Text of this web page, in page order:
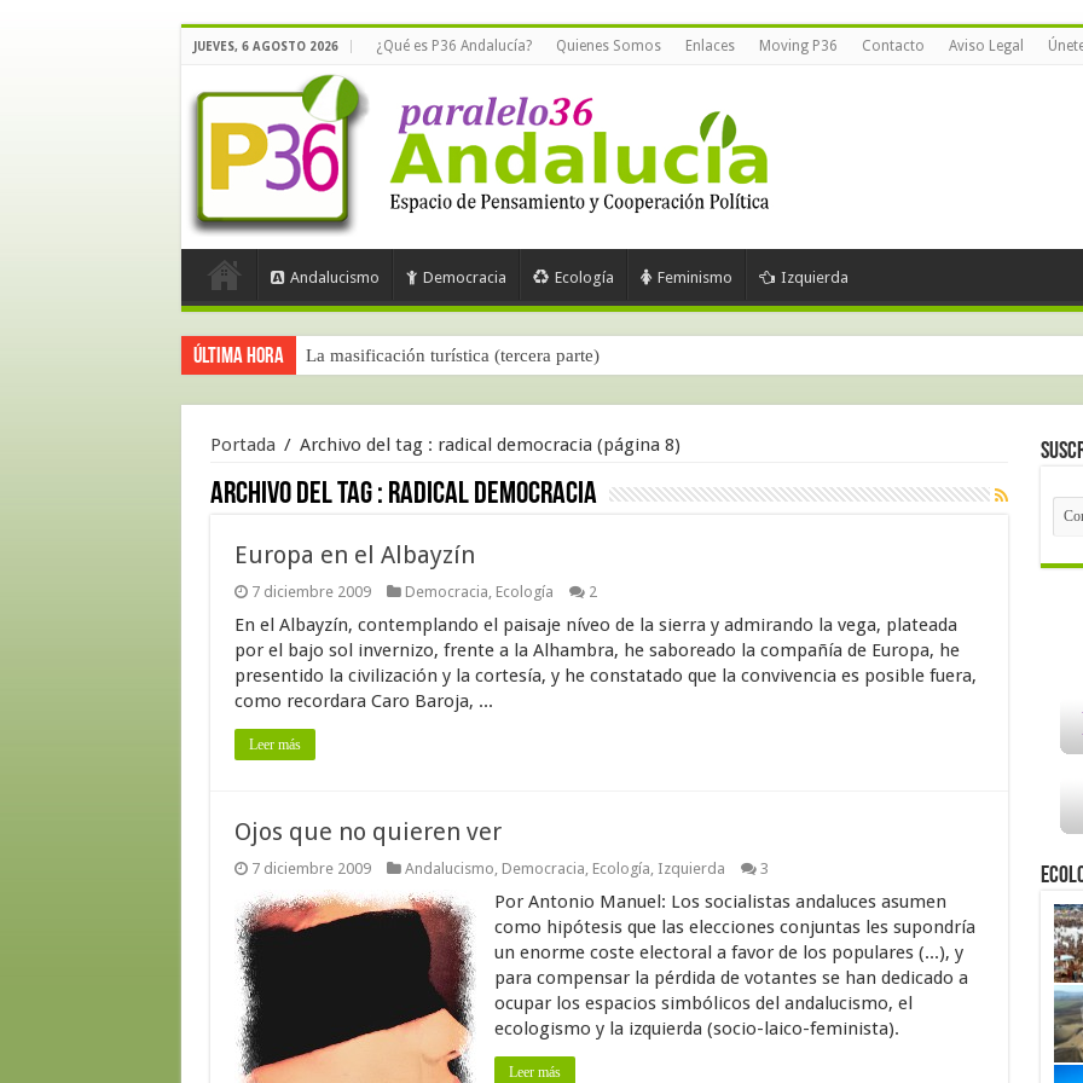
JUEVES, 6 AGOSTO 2026 ¿Qué es P36 Andalucía? Quienes Somos Enlaces Moving P36 Contacto Aviso Legal
Andalucismo Democracia Ecología Feminismo Izquierda
Última hora La masificación turística (tercera parte)
Portada / Archivo del tag : radical democracia (página 8)
Archivo del tag : radical democracia
Europa en el Albayzín
7 diciembre 2009 Democracia, Ecología 2
En el Albayzín, contemplando el paisaje níveo de la sierra y admirando la vega, plateada
por el bajo sol invernizo, frente a la Alhambra, he saboreado la compañía de Europa, he
presentido la civilización y la cortesía, y he constatado que la convivencia es posible fuera,
como recordara Caro Baroja, ...
Leer más
Ojos que no quieren ver
7 diciembre 2009 Andalucismo, Democracia, Ecología, Izquierda 3
Por Antonio Manuel: Los socialistas andaluces asumen
como hipótesis que las elecciones conjuntas les supondría
un enorme coste electoral a favor de los populares (...), y
para compensar la pérdida de votantes se han dedicado a
ocupar los espacios simbólicos del andalucismo, el
ecologismo y la izquierda (socio-laico-feminista).
Leer más